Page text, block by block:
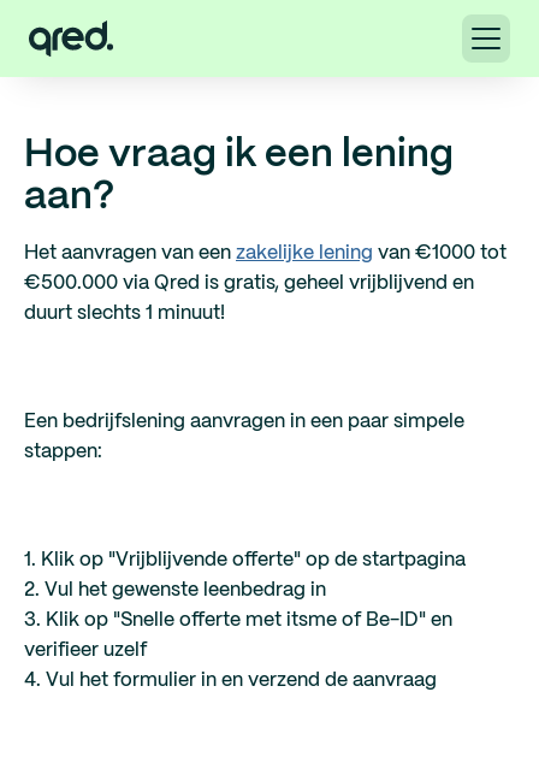
Hoe vraag ik een lening
aan?
Het aanvragen van een zakelijke lening van €1000 tot
€500.000 via Qred is gratis, geheel vrijblijvend en
duurt slechts 1 minuut!
Een bedrijfslening aanvragen in een paar simpele
stappen:
1. Klik op "Vrijblijvende offerte" op de startpagina
2. Vul het gewenste leenbedrag in
3. Klik op "Snelle offerte met itsme of Be-ID" en
verifieer uzelf
4. Vul het formulier in en verzend de aanvraag